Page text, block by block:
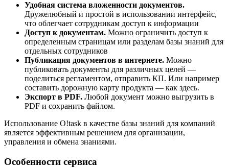
Удобная система вложенности документов.
Дружелюбный и простой в использовании интерфейс,
что облегчает сотрудникам доступ к информации
Доступ к документам. Можно ограничить доступ к
определенным страницам или разделам базы знаний для
отдельных сотрудников
Публикация документов в интернете. Можно
публиковать документы для различных целей —
поделиться регламентом, отправить КП. Или например
составить дорожную карту продукта — как здесь.
Экспорт в PDF. Любой документ можно выгрузить в
PDF и сохранить файлом.
Использование O!task в качестве базы знаний для компаний
является эффективным решением для организации,
управления и обмена знаниями.
Особенности сервиса